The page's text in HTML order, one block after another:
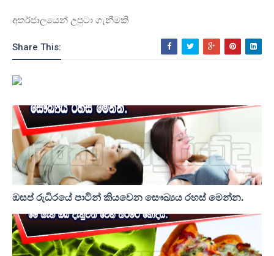
අතර්ජාලයෙන් උපුටා ගැනීමකි
Share This:
ඔසප් රුධිරයේ පාටින් කියවෙන සෞඛ්‍යය රහස් මෙන්න.